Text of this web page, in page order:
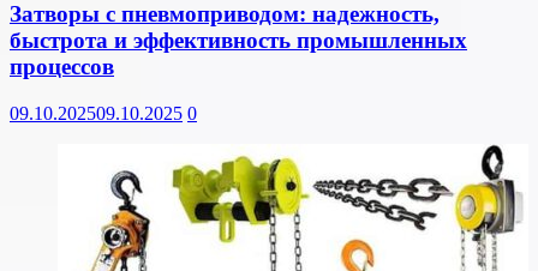
Затворы с пневмоприводом: надежность,
быстрота и эффективность промышленных
процессов
09.10.202509.10.2025 0